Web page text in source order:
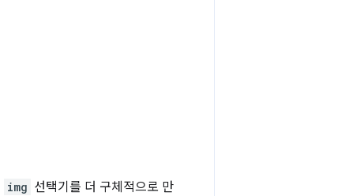
img 선택기를 더 구체적으로 만